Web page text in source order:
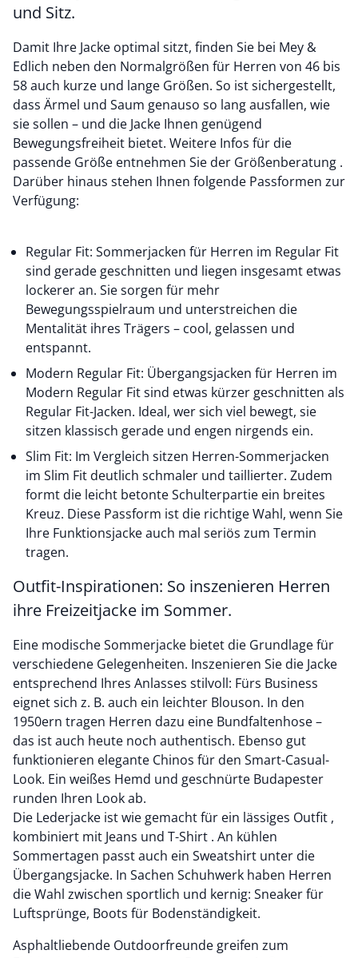
und Sitz.
Damit Ihre Jacke optimal sitzt, finden Sie bei Mey &
Edlich neben den Normalgrößen für Herren von 46 bis
58 auch kurze und lange Größen. So ist sichergestellt,
dass Ärmel und Saum genauso so lang ausfallen, wie
sie sollen – und die Jacke Ihnen genügend
Bewegungsfreiheit bietet. Weitere Infos für die
passende Größe entnehmen Sie der Größenberatung .
Darüber hinaus stehen Ihnen folgende Passformen zur
Verfügung:
Regular Fit: Sommerjacken für Herren im Regular Fit
sind gerade geschnitten und liegen insgesamt etwas
lockerer an. Sie sorgen für mehr
Bewegungsspielraum und unterstreichen die
Mentalität ihres Trägers – cool, gelassen und
entspannt.
Modern Regular Fit: Übergangsjacken für Herren im
Modern Regular Fit sind etwas kürzer geschnitten als
Regular Fit-Jacken. Ideal, wer sich viel bewegt, sie
sitzen klassisch gerade und engen nirgends ein.
Slim Fit: Im Vergleich sitzen Herren-Sommerjacken
im Slim Fit deutlich schmaler und taillierter. Zudem
formt die leicht betonte Schulterpartie ein breites
Kreuz. Diese Passform ist die richtige Wahl, wenn Sie
Ihre Funktionsjacke auch mal seriös zum Termin
tragen.
Outfit-Inspirationen: So inszenieren Herren
ihre Freizeitjacke im Sommer.
Eine modische Sommerjacke bietet die Grundlage für
verschiedene Gelegenheiten. Inszenieren Sie die Jacke
entsprechend Ihres Anlasses stilvoll: Fürs Business
eignet sich z. B. auch ein leichter Blouson. In den
1950ern tragen Herren dazu eine Bundfaltenhose –
das ist auch heute noch authentisch. Ebenso gut
funktionieren elegante Chinos für den Smart-Casual-
Look. Ein weißes Hemd und geschnürte Budapester
runden Ihren Look ab.
Die Lederjacke ist wie gemacht für ein lässiges Outfit ,
kombiniert mit Jeans und T-Shirt . An kühlen
Sommertagen passt auch ein Sweatshirt unter die
Übergangsjacke. In Sachen Schuhwerk haben Herren
die Wahl zwischen sportlich und kernig: Sneaker für
Luftsprünge, Boots für Bodenständigkeit.
Asphaltliebende Outdoorfreunde greifen zum